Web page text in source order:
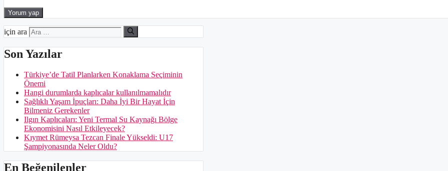
için ara
Son Yazılar
Türkiye’de Tatil Planlarken Konaklama Seçiminin
Önemi
Hangi durumlarda kaplıcalar kullanılmamalıdır
Sağlıklı Yaşam İpuçları: Daha İyi Bir Hayat İçin
Bilmeniz Gerekenler
Ilgın Kaplıcaları: Yeni Termal Su Kaynağı Bölge
Ekonomisini Nasıl Etkileyecek?
Kıymet Rümeysa Tezcan Finale Yükseldi: U17
Şampiyonasında Neler Oldu?
En Beğenilenler